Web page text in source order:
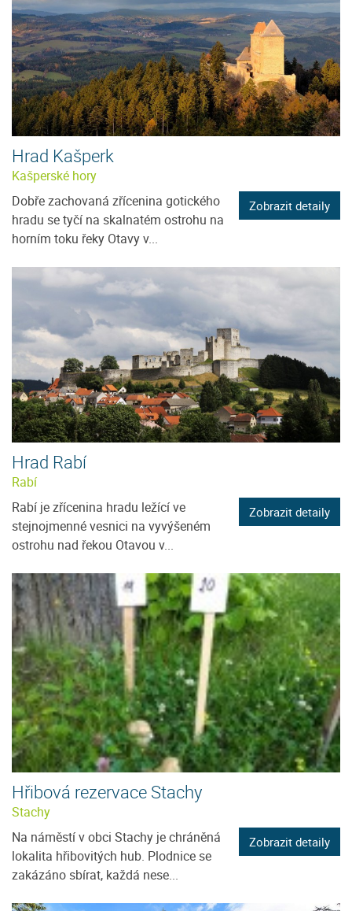
Hrad Kašperk
Kašperské hory
Dobře zachovaná zřícenina gotického
hradu se tyčí na skalnatém ostrohu na
horním toku řeky Otavy v...
Zobrazit detaily
Hrad Rabí
Rabí
Rabí je zřícenina hradu ležící ve
stejnojmenné vesnici na vyvýšeném
ostrohu nad řekou Otavou v...
Zobrazit detaily
Hřibová rezervace Stachy
Stachy
Na náměstí v obci Stachy je chráněná
lokalita hřibovitých hub. Plodnice se
zakázáno sbírat, každá nese...
Zobrazit detaily